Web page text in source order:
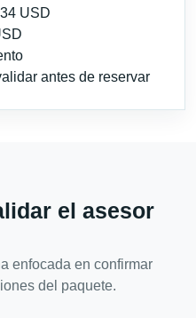
USD
antes de reservar
el asesor
enfocada en confirmar
del paquete.